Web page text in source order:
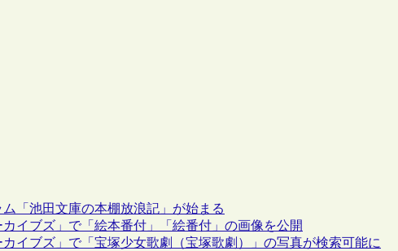
「池田文庫の本棚放浪記」が始まる
イブズ」で「絵本番付」「絵番付」の画像を公開
イブズ」で「宝塚少女歌劇（宝塚歌劇）」の写真が検索可能に